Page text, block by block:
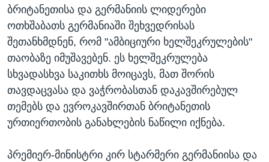
ᲒᲐᲚᲘᲚᲔᲝ
ᲓᲔᲖᲘᲜᲤᲝᲠᲛᲐᲪᲘᲐ
ბრიტანეთისა და გერმანიის ლიდერები
ოთხშაბათს გერმანიაში შეხვედრისას
შეთანხმდნენ, რომ "ამბიციური ხელშეკრულების"
თაობაზე იმუშავებენ. ეს ხელშეკრულება
სხვადასხვა საკითხს მოიცავს, მათ შორის
თავდაცვასა და ვაჭრობასთან დაკავშირებულ
თემებს და ევროკავშირთან ბრიტანეთის
ურთიერთობის განახლების ნაწილი იქნება.
პრემიერ-მინისტრი კირ სტარმერი გერმანიისა და